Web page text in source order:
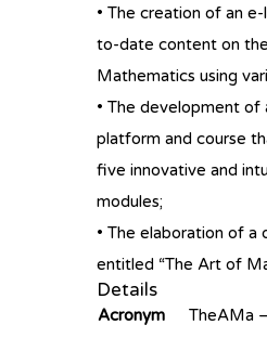
• The creation of an
to-date content on
Mathematics using
• The development of
platform and course
five innovative and
modules;
• The elaboration of a
entitled “The Art of
Details
Acronym TheAMa